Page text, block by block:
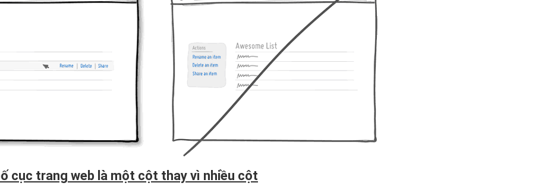
cục trang web là một cột thay vì nhiều cột